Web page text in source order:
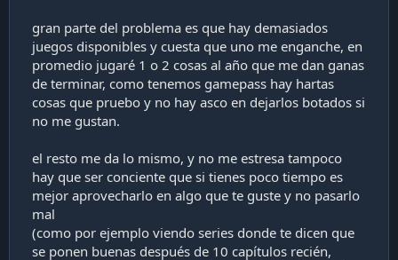
gran parte del problema es que hay demasiados
juegos disponibles y cuesta que uno me enganche, en
promedio jugaré 1 o 2 cosas al año que me dan ganas
de terminar, como tenemos gamepass hay hartas
cosas que pruebo y no hay asco en dejarlos botados si
no me gustan.
el resto me da lo mismo, y no me estresa tampoco
hay que ser conciente que si tienes poco tiempo es
mejor aprovecharlo en algo que te guste y no pasarlo
mal
(como por ejemplo viendo series donde te dicen que
se ponen buenas después de 10 capítulos recién,